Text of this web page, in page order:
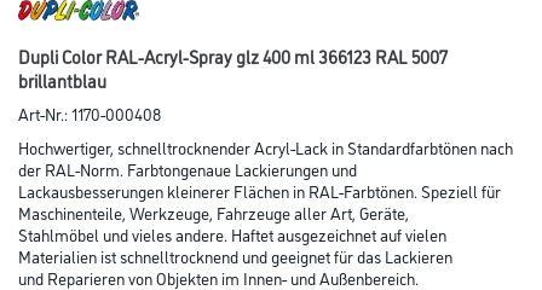
Dupli Color RAL-Acryl-Spray glz 400 ml 366123 RAL 5007
brillantblau
Art-Nr.:1170-000408
Hochwertiger, schnelltrocknender Acryl-Lack in Standardfarbtönen nach
der RAL-Norm. Farbtongenaue Lackierungen und
Lackausbesserungen kleinerer Flächen in RAL-Farbtönen. Speziell für
Maschinenteile, Werkzeuge, Fahrzeuge aller Art, Geräte,
Stahlmöbel und vieles andere. Haftet ausgezeichnet auf vielen
Materialien ist schnelltrocknend und geeignet für das Lackieren
und Reparieren von Objekten im Innen- und Außenbereich.